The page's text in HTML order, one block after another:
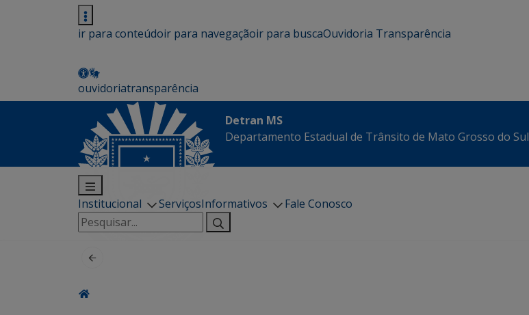
ir para conteúdoir para navegaçãoir para buscaOuvidoria Transparência
ouvidoriatransparência
Detran MS
Departamento Estadual de Trânsito de Mato Grosso do Sul
Institucional ServiçosInformativos
Fale Conosco
Pesquisar
por: